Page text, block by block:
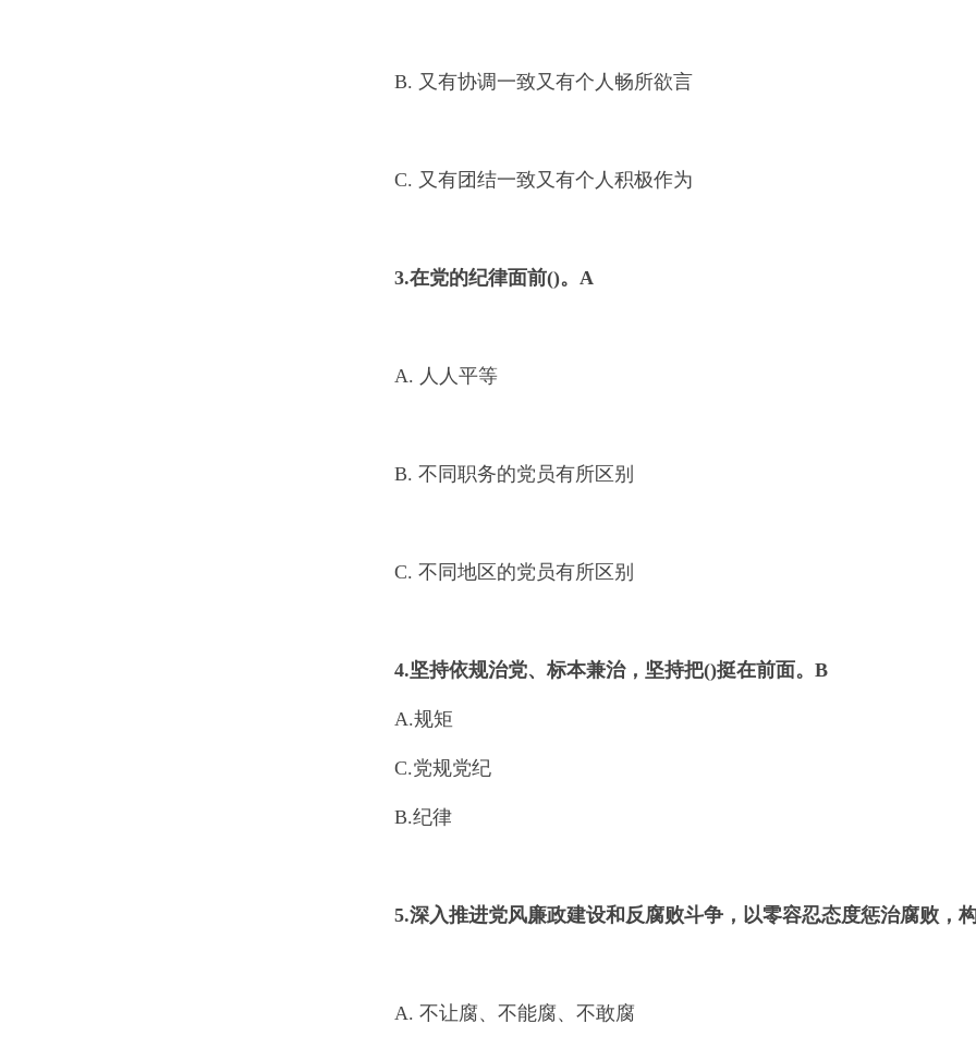
B. 又有协调一致又有个人畅所欲言
C. 又有团结一致又有个人积极作为
3.在党的纪律面前()。 A
A. 人人平等
B. 不同职务的党员有所区别
C. 不同地区的党员有所区别
4.坚持依规治党、标本兼治，坚持把()挺在前面。 B
A.规矩
C.党规党纪
B.纪律
5.深入推进党风廉政建设和反腐败斗争，以零容忍态度惩治腐败，
A. 不让腐、不能腐、不敢腐